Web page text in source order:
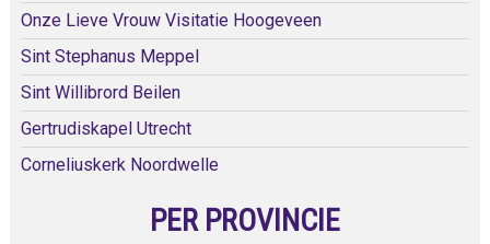
Onze Lieve Vrouw Visitatie Hoogeveen
Sint Stephanus Meppel
Sint Willibrord Beilen
Gertrudiskapel Utrecht
Corneliuskerk Noordwelle
PER PROVINCIE